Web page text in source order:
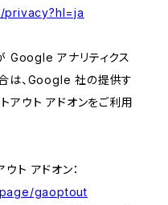
Google アナリティクス
は、Google 社の提供す
アウト アドオンをご利用
ト アドオン：
gaoptout